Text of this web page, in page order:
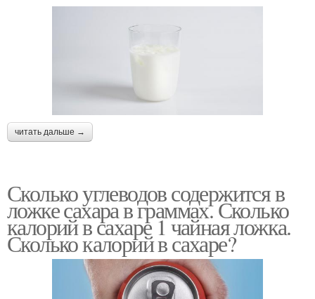
читать дальше →
Сколько углеводов содержится в
ложке сахара в граммах. Сколько
калорий в сахаре 1 чайная ложка.
Сколько калорий в сахаре?